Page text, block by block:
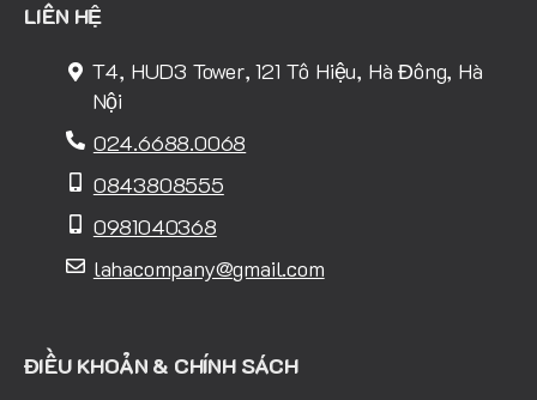
LIÊN HỆ
T4, HUD3 Tower, 121 Tô Hiệu, Hà Đông, Hà
Nội
024.6688.0068
0843808555
0981040368
lahacompany@gmail.com
ĐIỀU KHOẢN & CHÍNH SÁCH